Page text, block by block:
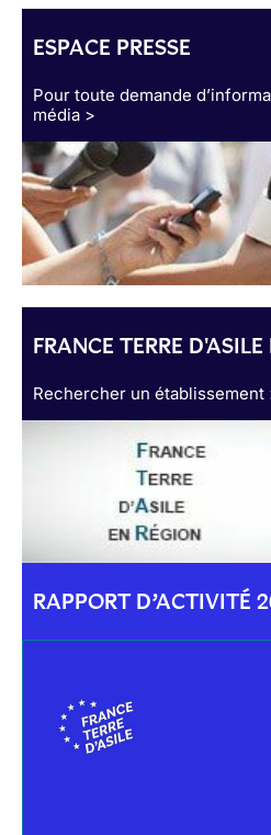
ESPACE PRESSE
Pour toute demande
média >
FRANCE TERRE
Rechercher un établissement
RAPPORT D’ACTIVITÉ